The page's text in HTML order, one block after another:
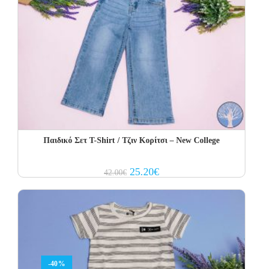
Παιδικό Σετ Τ-Shirt / Τζιν Κορίτσι – New College
42.00€ Original
price
25.20€Current
price
-40%